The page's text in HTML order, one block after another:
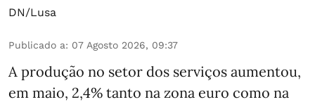
DN/Lusa
Publicado a: 07 Agosto 2026, 09:37
A produção no setor dos serviços aumentou,
em maio, 2,4% tanto na zona euro como na